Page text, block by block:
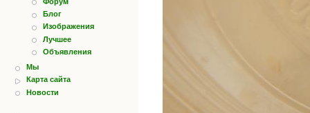
Блог
Изображения
Лучшее
Объявления
Мы
Карта сайта
Новости